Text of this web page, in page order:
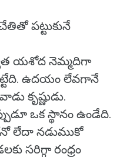
పట్టుకునే
యశోద నెమ్మదిగా
ఉదయం లేవగానే
కృష్ణుడు.
ఒక స్థానం ఉండేది.
లేదా నడుముకో
సరిగ్గా రంధ్రం